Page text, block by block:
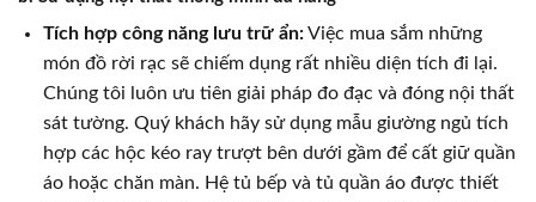
Tích hợp công năng lưu trữ ẩn:Việc mua sắm những
món đồ rời rạc sẽ chiếm dụng rất nhiều diện tích đi lại.
Chúng tôi luôn ưu tiên giải pháp đo đạc và đóng nội thất
sát tường. Quý khách hãy sử dụng mẫu giường ngủ tích
hợp các hộc kéo ray trượt bên dưới gầm để cất giữ quần
áo hoặc chăn màn. Hệ tủ bếp và tủ quần áo được thiết